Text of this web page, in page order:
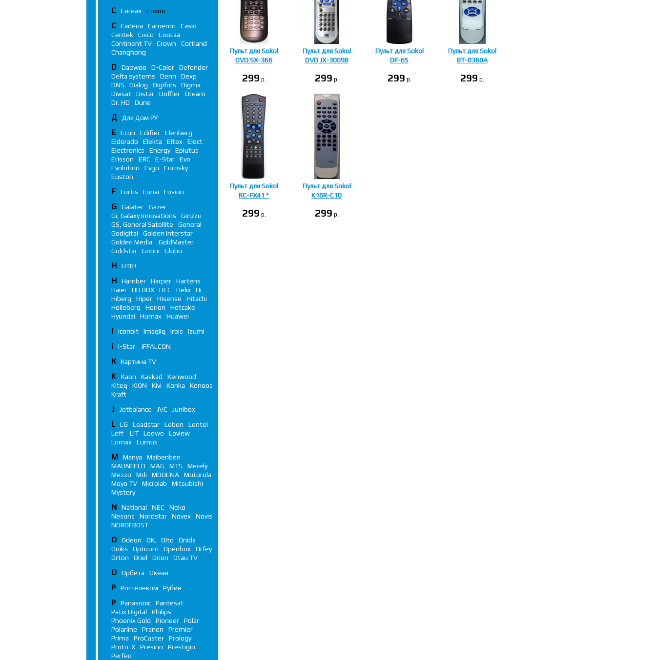
Пульт для Sokol
DVD SX-366
299 p.
Пульт для Sokol
DVD JX-3009B
299 p.
Пульт для Sokol
DF-65
299 p.
Пульт для Sokol
BT-0360A
299 p.
Пульт для Sokol
RC-FX41 *
299 p.
Пульт для Sokol
K16R-C10
299 p.
С Сигнал Сокол
C Cadena Cameron
Casio
Centek
Cisco
Coocaa
Continent TV
Crown
Cortland
Changhong
D Daewoo D-Color
Defender
Delta systems
Denn
Dexp
DNS
Dialog Digifors
Digma
Divisat
Distar Doffler
Dream
Dr. HD
Dune
Д Для Дом РУ
E Econ Edifier
Elenberg
Eldorado
Elekta Eltex
Elect
Electronics
Energy
Eplutus
Erisson
ERC E-Star
Evo
Evolution
Evgo
Eurosky
Euston
F Fortis Funai Fusion
G Galatec
Gazer
Gi, Galaxy Innovations
Ginzzu
GS, General Satellite
General
Godigital
Golden Interstar
Golden Media
GoldMaster
Goldstar
Gmini Globo
Н НТВ+
H Hamber Harper
Hartens
Haier
HD BOX HEC Helix
Hi
Hiberg
Hiper Hisense
Hitachi
Holleberg
Horion
Hotcake
Hyundai
Humax Huawei
I Iconbit Imaqliq Irbis Izumi
i i-Star iFFALСON
К Картина TV
K Kaon Kaskad
Kenwood
Kiteq
KION Kivi Konka
Konoos
Kraft
J Jetbalance JVC Junibox
L LG Leadstar Leben
Lentel
Leff
LIT Loewe
Loview
Lumax
Lumus
M Manya
Maibenben
MAUNFELD
MAG MTS
Merely
Mezzo
Mdi MODENA
Motorola
Moyo TV
Microlab
Mitsubishi
Mystery
N National NEC
Neko
Nesons
Nordstar Novex
Novis
NORDFROST
O Odeon OK. Olto
Onida
Oniks
Opticum Openbox
Orfey
Orton
Oriel Orion Otau TV
О Орбита Океан
Р Ростелеком Рубин
P Panasonic
Pantesat
Patix Digital
Philips
Phoenix Gold
Pioneer
Polar
Polarline
Pranen
Premier
Prima
ProCaster
Prology
Proto-X
Presino
Prestigio
Perfeo